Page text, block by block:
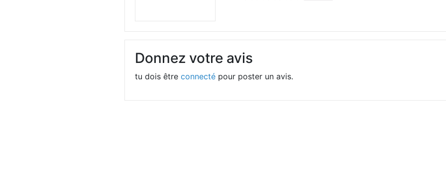
Donnez votre avis
tu dois êtreconnecté pour poster un avis.